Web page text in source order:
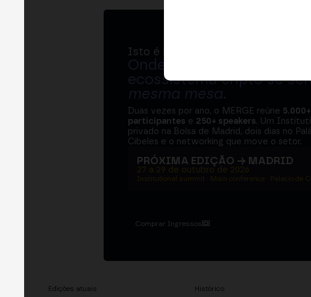
Isto é MERGE
Onde bancos, reguladores
ecossistema cripto se
mesma mesa.
Duas vezes por ano, o MERGE reúne 5.000+
participantes e 250+ speakers. Um
privado na Bolsa de Madrid, dois dias no
Cibeles e o networking que move o setor.
PRÓXIMA EDIÇÃO → MADRID
27 a 29 de outubro de 2026
Institutional summit · Main conference · Palacio de
Comprar Ingressos
Edições atuais Histórico